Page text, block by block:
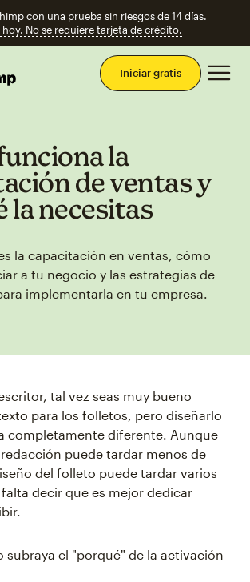
con una prueba sin riesgos de 14 días.
hoy. No se requiere tarjeta de crédito.
Iniciar gratis
la
de ventas y
la necesitas
la capacitación en ventas, cómo
a tu negocio y las estrategias de
implementarla en tu empresa.
tal vez seas muy bueno
para los folletos, pero diseñarlo
completamente diferente. Aunque
puede tardar menos de
del folleto puede tardar varios
decir que es mejor dedicar
subraya el "porqué" de la activación